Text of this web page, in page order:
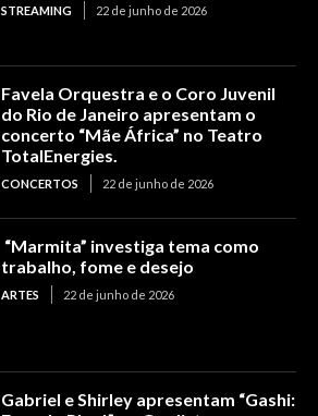
STREAMING 22 de junho de 2026
Favela Orquestra e o Coro Juvenil
do Rio de Janeiro apresentam o
concerto “Mãe África” no Teatro
TotalEnergies.
CONCERTOS 22 de junho de 2026
“Marmita” investiga tema como
trabalho, fome e desejo
ARTES 22 de junho de 2026
Gabriel e Shirley apresentam “Gashi: